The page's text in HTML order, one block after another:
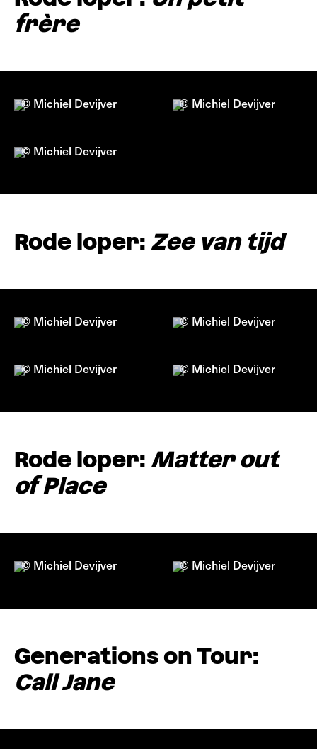
frère
© Michiel Devijver © Michiel Devijver
© Michiel Devijver
Rode loper: Zee van tijd
© Michiel Devijver © Michiel Devijver
© Michiel Devijver © Michiel Devijver
Rode loper: Matter out
of Place
© Michiel Devijver © Michiel Devijver
Generations on Tour:
Call Jane